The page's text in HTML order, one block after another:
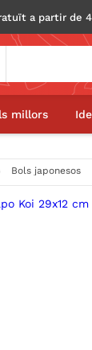
a partir de
millors
Bols japonesos
Koi 29x12